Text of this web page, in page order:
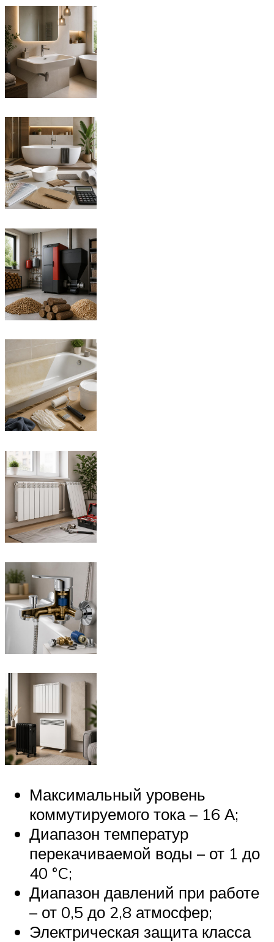
Максимальный уровень
коммутируемого тока – 16 А;
Диапазон температур
перекачиваемой воды – от 1 до
40 °C;
Диапазон давлений при работе
– от 0,5 до 2,8 атмосфер;
Электрическая защита класса